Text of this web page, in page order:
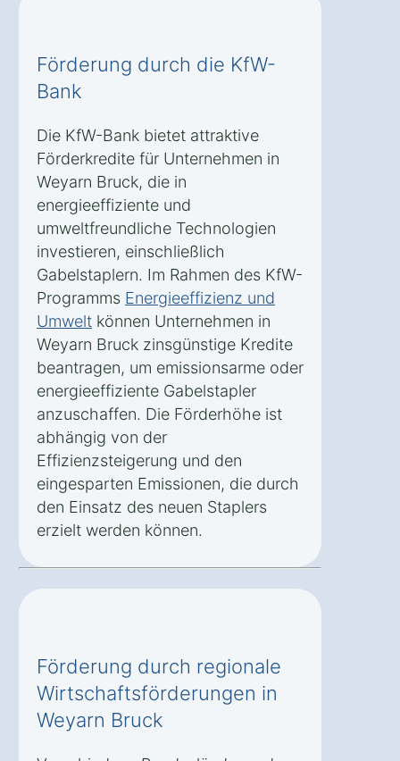
Förderung durch die KfW-
Bank
Die KfW-Bank bietet attraktive
Förderkredite für Unternehmen in
Weyarn Bruck, die in
energieeffiziente und
umweltfreundliche Technologien
investieren, einschließlich
Gabelstaplern. Im Rahmen des KfW-
Programms Energieeffizienz und
Umwelt können Unternehmen in
Weyarn Bruck zinsgünstige Kredite
beantragen, um emissionsarme oder
energieeffiziente Gabelstapler
anzuschaffen. Die Förderhöhe ist
abhängig von der
Effizienzsteigerung und den
eingesparten Emissionen, die durch
den Einsatz des neuen Staplers
erzielt werden können.
Förderung durch regionale
Wirtschaftsförderungen in
Weyarn Bruck